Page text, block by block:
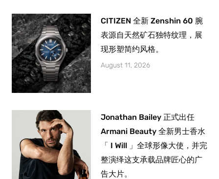
CITIZEN 全新 Zenshin 60 腕
表源自天然矿石独特纹理，展
现形塑简约风格。
August 11, 2026
Jonathan Bailey 正式出任
Armani Beauty 全新男士香水
「 I Will 」全球形像大使，并完
整演绎这支承载品牌匠心的广
告大片。